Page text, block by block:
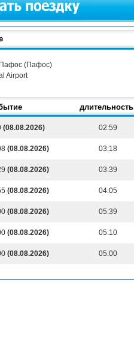
Пафос (Пафос)
Airport
длительность
(08.08.2026) 02:59
(08.08.2026) 03:18
(08.08.2026) 03:39
(08.08.2026) 04:05
(08.08.2026) 05:39
(08.08.2026) 05:10
(08.08.2026) 05:00